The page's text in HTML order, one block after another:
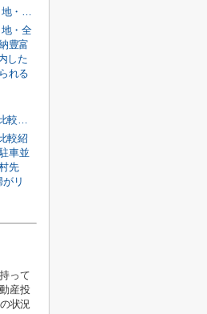
甲府市宮原町 オール電化新築1号棟｜南東角地・全室南向き・長期優良住宅・駐車並列3台の収納豊富な4LDK
・全
豊富
した
れる
南アルプス市百々 新築全2棟 1号棟 2号棟を比較紹介｜南道路 オール電化 長期優良住宅 4LDK 駐車並列3台の子育て世代向け新築戸建
較紹
車並
先
リ
って
産投
状況